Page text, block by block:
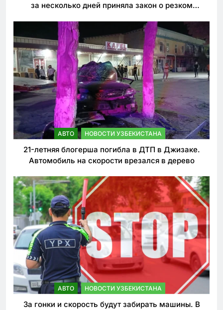
за несколько дней приняла закон о резком
АВТО НОВОСТИ УЗБЕКИСТАНА
21-летняя блогерша погибла в ДТП в Джизаке.
Автомобиль на скорости врезался в дерево
АВТО НОВОСТИ УЗБЕКИСТАНА
За гонки и скорость будут забирать машины. В